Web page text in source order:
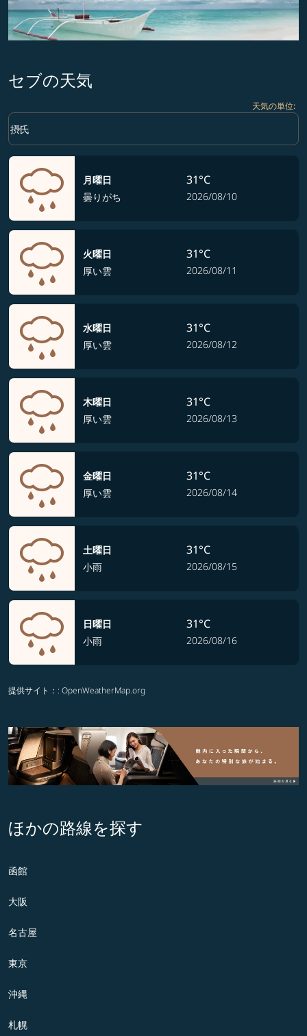
セブの天気
天気の単位:
Weather unit option 摂氏 Selected
摂氏
keyboard_arrow_down
月曜日
曇りがち
31°C
2026/08/10
火曜日
厚い雲
31°C
2026/08/11
水曜日
厚い雲
31°C
2026/08/12
木曜日
厚い雲
31°C
2026/08/13
金曜日
厚い雲
31°C
2026/08/14
土曜日
小雨
31°C
2026/08/15
日曜日
小雨
31°C
2026/08/16
提供サイト： : OpenWeatherMap.org
ほかの路線を探す
函館
大阪
名古屋
東京
沖縄
札幌